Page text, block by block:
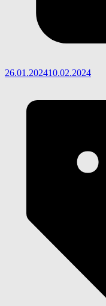
26.01.202410.02.2024